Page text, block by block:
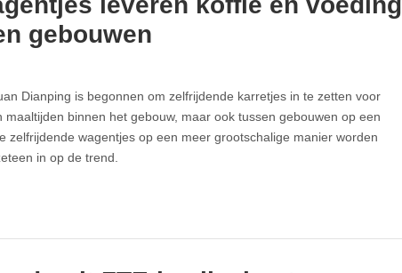
gebouwen
Dianping is begonnen om zelfrijdende karretjes in te zetten voor
binnen het gebouw, maar ook tussen gebouwen op een
zelfrijdende wagentjes op een meer grootschalige manier worden
in op de trend.